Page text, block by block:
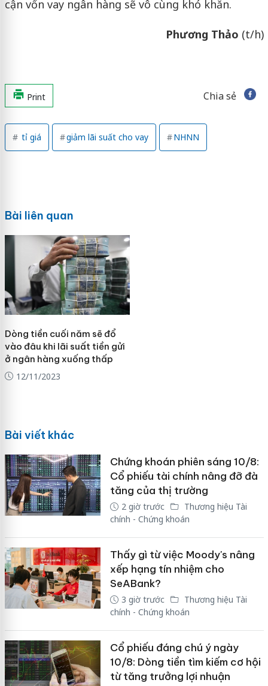
cận vốn vay ngân hàng sẽ vô cùng khó khăn.
Phương Thảo (t/h)
Print Chia sẻ
tỉ giá giảm lãi suất cho vay NHNN
Bài liên quan
Dòng tiền cuối năm sẽ đổ
vào đâu khi lãi suất tiền gửi
ở ngân hàng xuống thấp
12/11/2023
Bài viết khác
Chứng khoán phiên sáng 10/8:
Cổ phiếu tài chính nâng đỡ đà
tăng của thị trường
2 giờ trước
Thương hiệu Tài
chính - Chứng khoán
Thấy gì từ việc Moody's nâng
xếp hạng tín nhiệm cho
SeABank?
3 giờ trước
Thương hiệu Tài
chính - Chứng khoán
Cổ phiếu đáng chú ý ngày
10/8: Dòng tiền tìm kiếm cơ hội
từ tăng trưởng lợi nhuận